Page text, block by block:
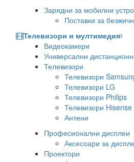
Зарядни за мобилни
Поставки за
Телевизори и мултимедия
Видеокамери
Универсални
Телевизори
Телевизори
Телевизори LG
Телевизори Philips
Телевизори Hisense
Антени
Професионални дисплеи
Аксесоари за
Проектори